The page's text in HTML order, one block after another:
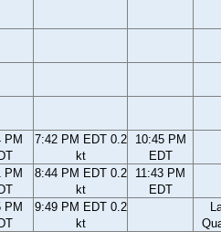
PM
7:42 PM EDT 0.2
kt
10:45 PM
EDT
PM
8:44 PM EDT 0.2
kt
11:43 PM
EDT
PM
9:49 PM EDT 0.2
kt